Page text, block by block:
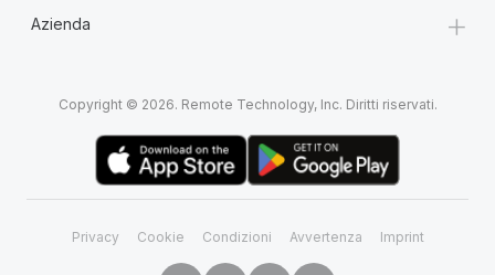
Azienda +
Copyright © 2026. Remote Technology, Inc. Diritti riservati.
Privacy Cookie Condizioni Avvertenza Imprint